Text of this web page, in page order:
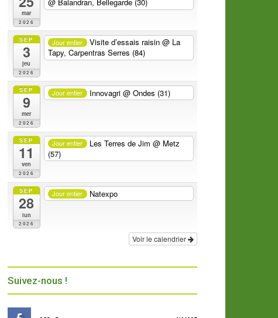
mar
2026
SEP
3
jeu
2026
Jour entier Visite d’essais raisin@ La
Tapy, Carpentras Serres (84)
SEP
9
mer
2026
Jour entier Innovagri@ Ondes (31)
SEP
11
ven
2026
Jour entier Les Terres de Jim@ Metz
(57)
SEP
28
lun
2026
Jour entier Natexpo
Voir le calendrier
Suivez-nous !